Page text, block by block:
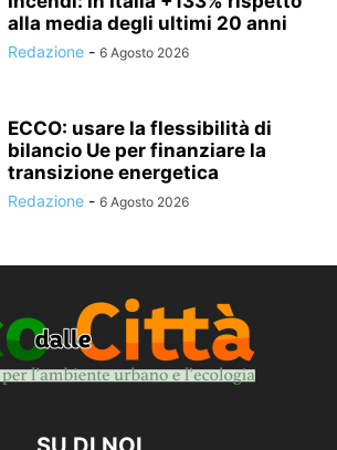
alla media degli ultimi 20 anni
Redazione - 6 Agosto 2026
ECCO: usare la flessibilità di
bilancio Ue per finanziare la
transizione energetica
Redazione - 6 Agosto 2026